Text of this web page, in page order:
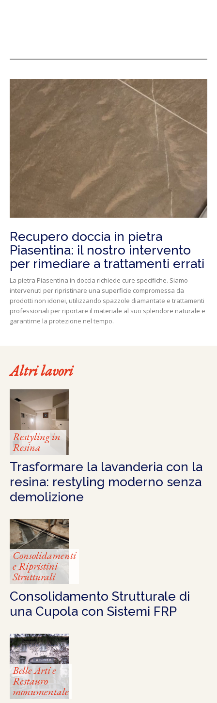
Recupero doccia in pietra
Piasentina: il nostro intervento
per rimediare a trattamenti errati
La pietra Piasentina in doccia richiede cure specifiche. Siamo
intervenuti per ripristinare una superficie compromessa da
prodotti non idonei, utilizzando spazzole diamantate e trattamenti
professionali per riportare il materiale al suo splendore naturale e
garantirne la protezione nel tempo.
Altri lavori
Restyling in
Resina
Trasformare la lavanderia con la
resina: restyling moderno senza
demolizione
Consolidamenti
e Ripristini
Strutturali
Consolidamento Strutturale di
una Cupola con Sistemi FRP
Belle Arti e
Restauro
monumentale